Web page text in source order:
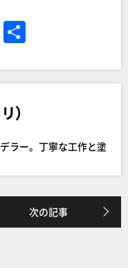
Li
e
）
ラー。丁寧な工作と塗
次の記事